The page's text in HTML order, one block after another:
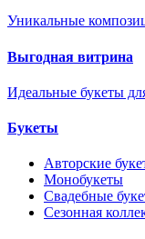
Уникальные
Выгодная витрина
Идеальные букеты
Букеты
Авторские
Монобукеты
Свадебные
Сезонная